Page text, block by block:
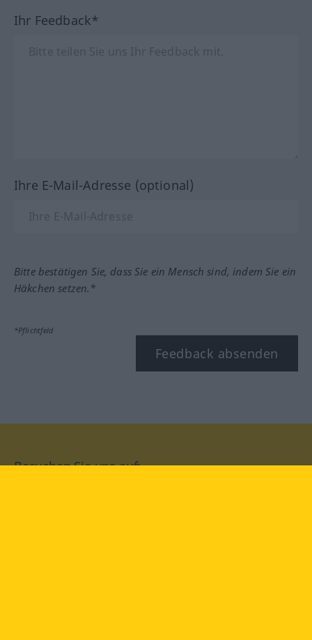
Ihr Feedback*
Ihre E-Mail-Adresse (optional)
Bitte bestätigen Sie, dass Sie ein Mensch sind, indem Sie ein
Häkchen setzen.*
*Pflichtfeld
Feedback absenden
Besuchen Sie uns auf: